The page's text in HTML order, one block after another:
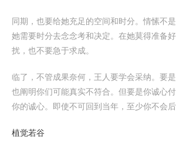
同期，也要给她充足的空间和时分。情愫不
她需要时分去念念考和决定。在她莫得准备
扰，也不要急于求成。
临了，不管成果奈何，王人要学会采纳。要
也阐明你们可能真实不符合。但要是你诚心
你的诚心。即使不可回到当年，至少你不会后
植觉若谷